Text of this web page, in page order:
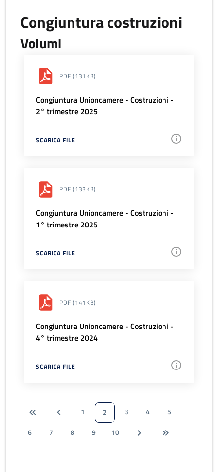
Congiuntura costruzioni
Volumi
PDF (131KB)
Congiuntura Unioncamere - Costruzioni -
2° trimestre 2025
SCARICA FILE
PDF (133KB)
Congiuntura Unioncamere - Costruzioni -
1° trimestre 2025
SCARICA FILE
PDF (141KB)
Congiuntura Unioncamere - Costruzioni -
4° trimestre 2024
SCARICA FILE
1 2 3 4
5
6
7 8 9 10